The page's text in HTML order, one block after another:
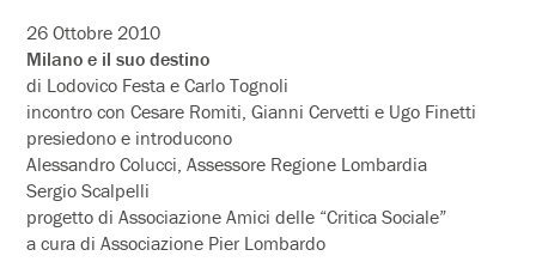
26 Ottobre 2010
Milano e il suo destino
di Lodovico Festa e Carlo Tognoli
incontro con Cesare Romiti, Gianni Cervetti e Ugo Finetti
presiedono e introducono
Alessandro Colucci, Assessore Regione Lombardia
Sergio Scalpelli
progetto di Associazione Amici delle “Critica Sociale”
a cura di Associazione Pier Lombardo